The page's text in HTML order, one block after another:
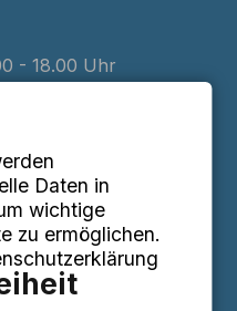
- 18.00 Uhr
- 16.00 Uhr
Daten in
wichtige
zu ermöglichen.